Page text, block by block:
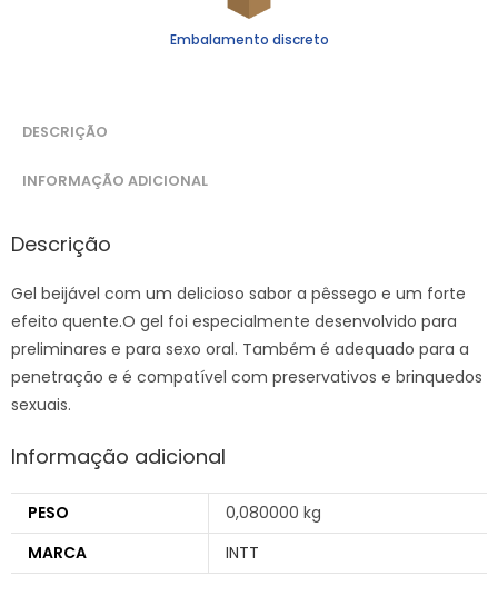
Embalamento discreto
DESCRIÇÃO
INFORMAÇÃO ADICIONAL
Descrição
Gel beijável com um delicioso sabor a pêssego e um forte
efeito quente.O gel foi especialmente desenvolvido para
preliminares e para sexo oral. Também é adequado para a
penetração e é compatível com preservativos e brinquedos
sexuais.
Informação adicional
PESO
0,080000 kg
MARCA
INTT